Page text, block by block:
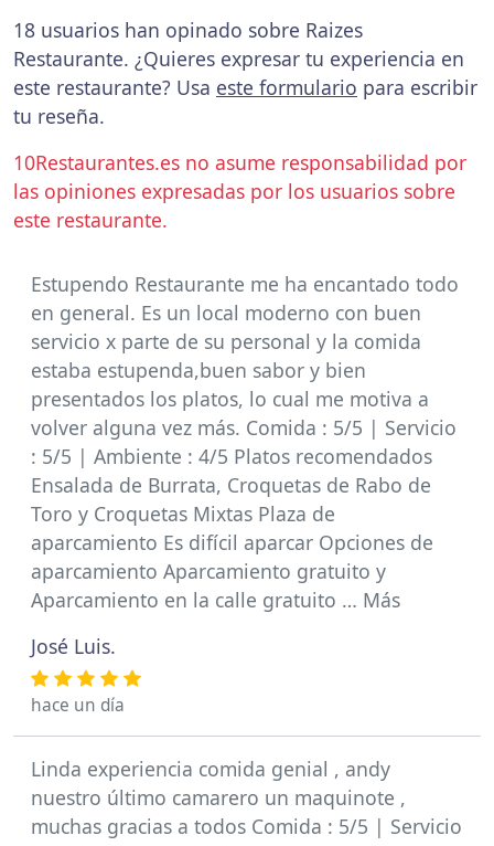
18 usuarios han opinado sobre Raizes
Restaurante. ¿Quieres expresar tu experiencia en
este restaurante? Usa este formulario para escribir
tu reseña.
10Restaurantes.es no asume responsabilidad por
las opiniones expresadas por los usuarios sobre
este restaurante.
Estupendo Restaurante me ha encantado todo
en general. Es un local moderno con buen
servicio x parte de su personal y la comida
estaba estupenda,buen sabor y bien
presentados los platos, lo cual me motiva a
volver alguna vez más. Comida : 5/5 | Servicio
: 5/5 | Ambiente : 4/5 Platos recomendados
Ensalada de Burrata, Croquetas de Rabo de
Toro y Croquetas Mixtas Plaza de
aparcamiento Es difícil aparcar Opciones de
aparcamiento Aparcamiento gratuito y
Aparcamiento en la calle gratuito … Más
José Luis.
hace un día
Linda experiencia comida genial , andy
nuestro último camarero un maquinote ,
muchas gracias a todos Comida : 5/5 | Servicio